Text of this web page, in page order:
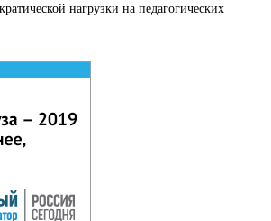
нагрузки на педагогических